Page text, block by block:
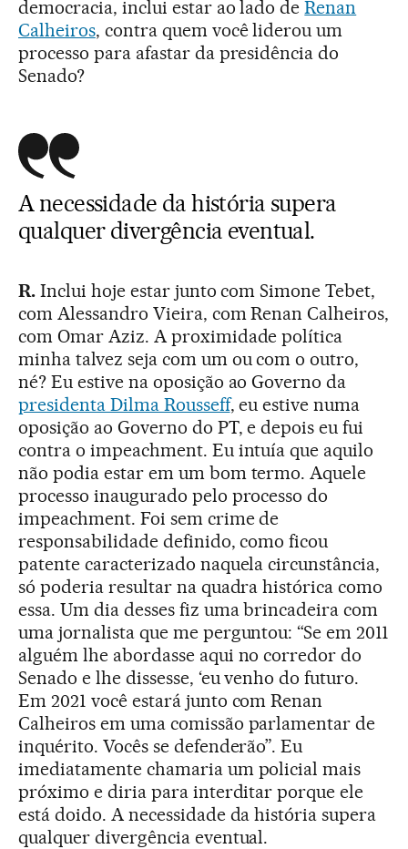
democracia, inclui estar ao lado deRenan
Calheiros, contra quem você liderou um
processo para afastar da presidência do
Senado?
A necessidade da história supera
qualquer divergência eventual.
R. Inclui hoje estar junto com Simone Tebet,
com Alessandro Vieira, com Renan Calheiros,
com Omar Aziz. A proximidade política
minha talvez seja com um ou com o outro,
né? Eu estive na oposição ao Governo da
presidenta Dilma Rousseff, eu estive numa
oposição ao Governo do PT, e depois eu fui
contra o impeachment. Eu intuía que aquilo
não podia estar em um bom termo. Aquele
processo inaugurado pelo processo do
impeachment. Foi sem crime de
responsabilidade definido, como ficou
patente caracterizado naquela circunstância,
só poderia resultar na quadra histórica como
essa. Um dia desses fiz uma brincadeira com
uma jornalista que me perguntou: “Se em 2011
alguém lhe abordasse aqui no corredor do
Senado e lhe dissesse, ‘eu venho do futuro.
Em 2021 você estará junto com Renan
Calheiros em uma comissão parlamentar de
inquérito. Vocês se defenderão”. Eu
imediatamente chamaria um policial mais
próximo e diria para interditar porque ele
está doido. A necessidade da história supera
qualquer divergência eventual.